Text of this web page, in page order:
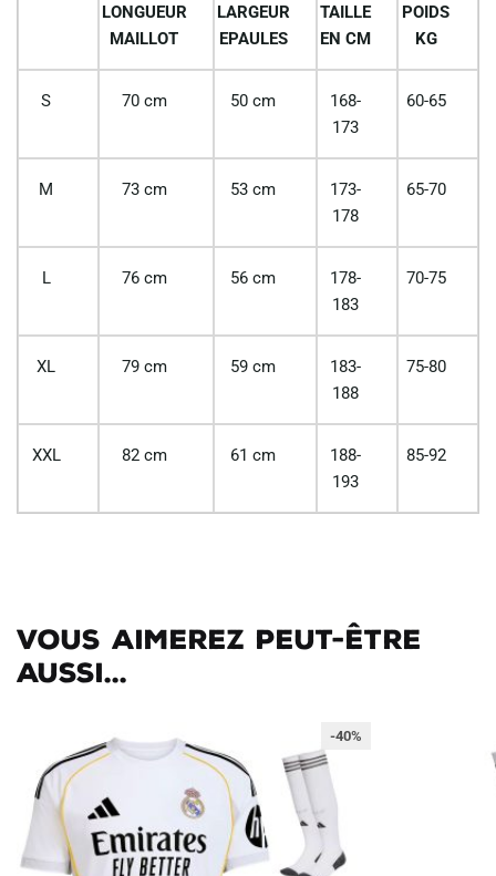
LONGUEUR
MAILLOT
LARGEUR
EPAULES
TAILLE
EN CM
POIDS
KG
S 70 cm 50 cm
168-
173
60-65
M 73 cm 53 cm
173-
178
65-70
L 76 cm 56 cm
178-
183
70-75
XL 79 cm 59 cm
183-
188
75-80
XXL 82 cm 61 cm
188-
193
85-92
Vous aimerez peut-être
aussi...
-40%